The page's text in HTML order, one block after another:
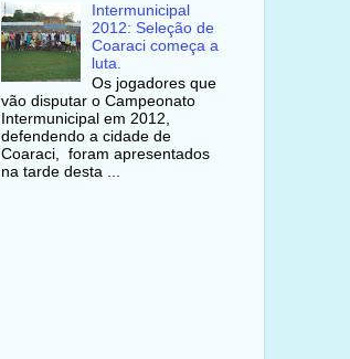
Intermunicipal
2012: Seleção de
Coaraci começa a
luta.
Os jogadores que
vão disputar o Campeonato
Intermunicipal em 2012,
defendendo a cidade de
Coaraci, foram apresentados
na tarde desta ...